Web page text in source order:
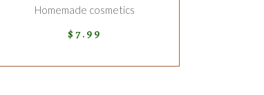
Homemade cosmetics
$7.99